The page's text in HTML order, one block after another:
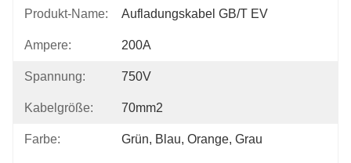
Produkt-Name: Aufladungskabel GB/T EV
Ampere: 200A
Spannung: 750V
Kabelgröße: 70mm2
Farbe: Grün, Blau, Orange, Grau